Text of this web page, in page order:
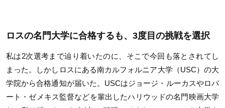
ロスの名門大学に合格するも、3度目の挑戦を選択
私は2次選考まで辿り着いたのに、そこで今回も落とされてし
まった。しかしロスにある南カルフォルニア大学（USC）の大
学院から合格通知が届いた。USCはジョージ・ルーカスやロバ
ート・ゼメキス監督などを輩出したハリウッドの名門映画大学